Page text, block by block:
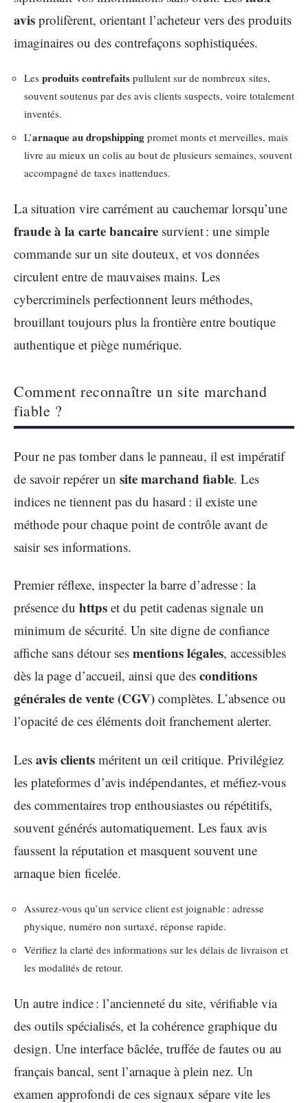
avis prolifèrent, orientant l’acheteur vers des produits
imaginaires ou des contrefaçons sophistiquées.
Les produits contrefaits pullulent sur de nombreux sites,
souvent soutenus par des avis clients suspects, voire totalement
inventés.
L’arnaque au dropshipping promet monts et merveilles, mais
livre au mieux un colis au bout de plusieurs semaines, souvent
accompagné de taxes inattendues.
La situation vire carrément au cauchemar lorsqu’une
fraude à la carte bancaire survient : une simple
commande sur un site douteux, et vos données
circulent entre de mauvaises mains. Les
cybercriminels perfectionnent leurs méthodes,
brouillant toujours plus la frontière entre boutique
authentique et piège numérique.
Comment reconnaître un site marchand
fiable ?
Pour ne pas tomber dans le panneau, il est impératif
de savoir repérer un site marchand fiable. Les
indices ne tiennent pas du hasard : il existe une
méthode pour chaque point de contrôle avant de
saisir ses informations.
Premier réflexe, inspecter la barre d’adresse : la
présence du https et du petit cadenas signale un
minimum de sécurité. Un site digne de confiance
affiche sans détour ses mentions légales, accessibles
dès la page d’accueil, ainsi que des conditions
générales de vente (CGV) complètes. L’absence ou
l’opacité de ces éléments doit franchement alerter.
Les avis clients méritent un œil critique. Privilégiez
les plateformes d’avis indépendantes, et méfiez-vous
des commentaires trop enthousiastes ou répétitifs,
souvent générés automatiquement. Les faux avis
faussent la réputation et masquent souvent une
arnaque bien ficelée.
Assurez-vous qu’un service client est joignable : adresse
physique, numéro non surtaxé, réponse rapide.
Vérifiez la clarté des informations sur les délais de livraison et
les modalités de retour.
Un autre indice : l’ancienneté du site, vérifiable via
des outils spécialisés, et la cohérence graphique du
design. Une interface bâclée, truffée de fautes ou au
français bancal, sent l’arnaque à plein nez. Un
examen approfondi de ces signaux sépare vite les